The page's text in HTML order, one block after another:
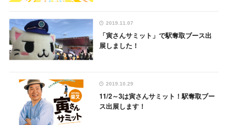
2019.11.07
「寅さんサミット」で駅奪取ブース出
展しました！
2019.10.29
11/2～3は寅さんサミット！駅奪取ブー
ス出展します！